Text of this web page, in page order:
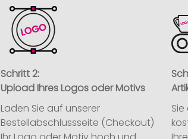
Schritt 2:
Upload Ihres Logos oder Motivs
Laden Sie auf unserer
Bestellabschlussseite (Checkout)